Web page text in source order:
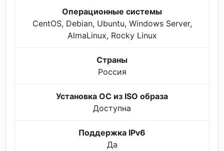
Операционные системы
CentOS, Debian, Ubuntu, Windows Server,
AlmaLinux, Rocky Linux
Страны
Россия
Установка ОС из ISO образа
Доступна
Поддержка IPv6
Да